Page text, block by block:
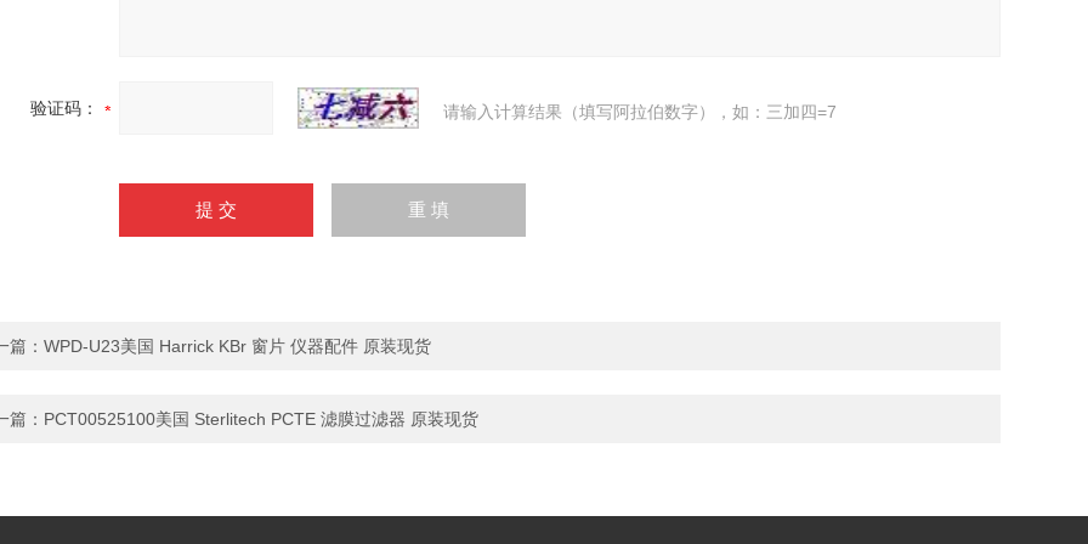
验证码： 请输入计算结果（填写阿拉伯数字），如：三加四=7
篇： WPD-U23美国 Harrick KBr 窗片 仪器配件 原装现货
篇： PCT00525100美国 Sterlitech PCTE 滤膜过滤器 原装现货